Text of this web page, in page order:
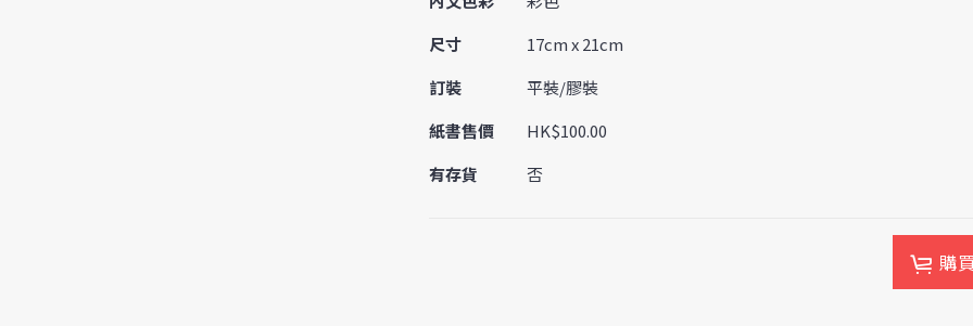
尺寸
17cm x 21cm
訂裝
平裝/膠裝
紙書售價
HK$100.00
有存貨
否
購